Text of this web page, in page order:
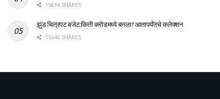
15834 SHARES
झुंड चित्रपट बजेट:किती करोडमध्ये बनला? आतापर्यँतचे कलेक्शन
15340 SHARES